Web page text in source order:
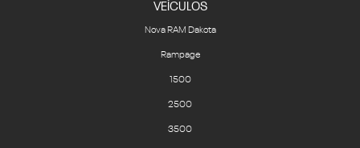
VEÍCULOS
Nova RAM Dakota
Rampage
1500
2500
3500